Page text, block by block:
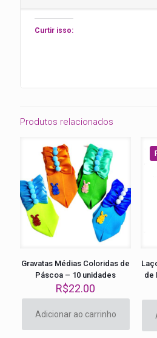
Curtir isso:
Produtos relacionados
Gravatas Médias Coloridas de
Páscoa – 10 unidades
R$22.00
Adicionar ao carrinho
de